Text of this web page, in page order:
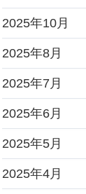
2025年10月
2025年8月
2025年7月
2025年6月
2025年5月
2025年4月